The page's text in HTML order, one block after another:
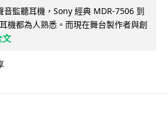
音監聽耳機，Sony 經典 MDR-7506 到
機都為人熟悉。而現在舞台製作者與創
文